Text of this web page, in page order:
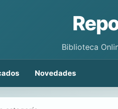
Biblioteca
Novedades